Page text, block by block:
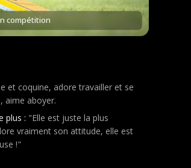
compétition
et coquine, adore travailler et se
aime aboyer.
plus : "Elle est juste la plus
vraiment son attitude, elle est
!"